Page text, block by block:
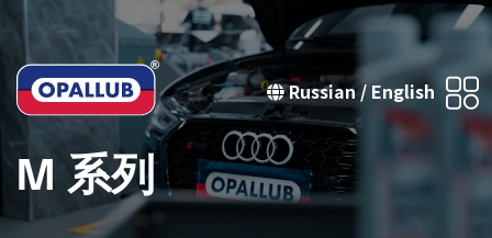
Russian/English
M 系列